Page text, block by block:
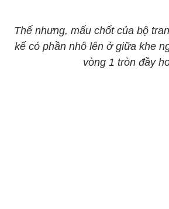
Thế nhưng, mấu chốt của bộ
kế có phần nhô lên ở giữa khe
vòng 1 tròn đầy